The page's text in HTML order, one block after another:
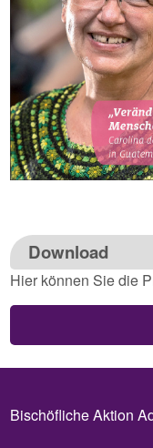
Download
Hier können Sie die
Bischöfliche Aktion